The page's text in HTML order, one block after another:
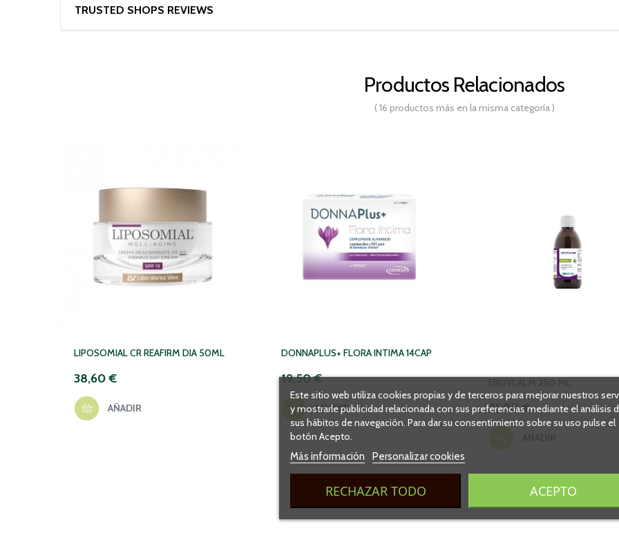
TRUSTED SHOPS REVIEWS
Productos Relacionados
( 16 productos más en la misma categoría )
LIPOSOMIAL CR REAFIRM DIA 50ML
38,60 €
AÑADIR
DONNAPLUS+ FLORA INTIMA 14CAP
19,50 €
AÑADIR
ERGYCALM 250 ML
21,00 €
Este sitio web utiliza cookies propias y de terceros para mejorar nuestros
y mostrarle publicidad relacionada con sus preferencias mediante el análisis
sus hábitos de navegación. Para dar su consentimiento sobre su uso pulse el
botón Acepto.
Más información
Personalizar cookies
RECHAZAR TODO ACEPTO